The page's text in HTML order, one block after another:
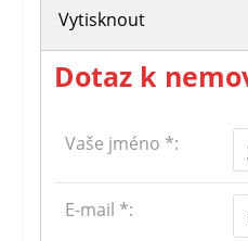
Vytisknout
Dotaz k
Vaše jméno *:
E-mail *: